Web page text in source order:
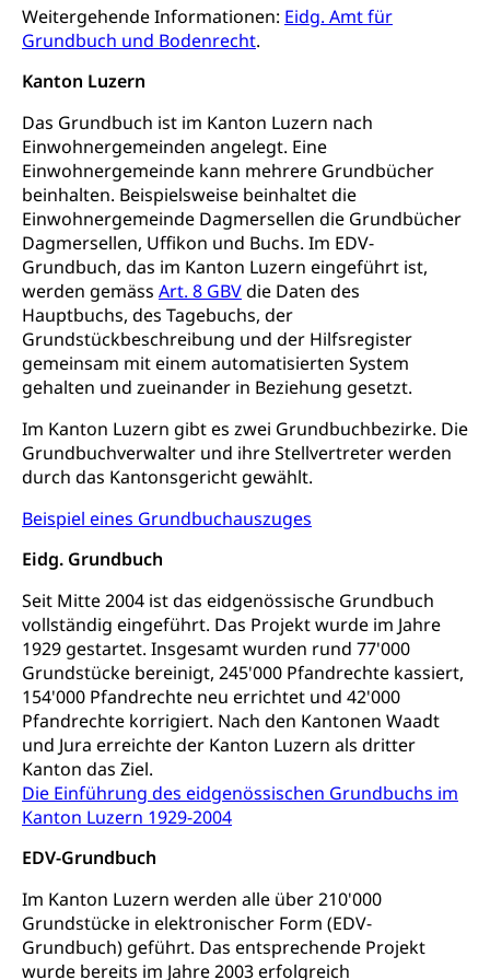
Weitergehende Informationen: Eidg. Amt für
Grundbuch und Bodenrecht.
Kanton Luzern
Das Grundbuch ist im Kanton Luzern nach
Einwohnergemeinden angelegt. Eine
Einwohnergemeinde kann mehrere Grundbücher
beinhalten. Beispielsweise beinhaltet die
Einwohnergemeinde Dagmersellen die Grundbücher
Dagmersellen, Uffikon und Buchs. Im EDV-
Grundbuch, das im Kanton Luzern eingeführt ist,
werden gemäss Art. 8 GBVdie Daten des
Hauptbuchs, des Tagebuchs, der
Grundstückbeschreibung und der Hilfsregister
gemeinsam mit einem automatisierten System
gehalten und zueinander in Beziehung gesetzt.
Im Kanton Luzern gibt es zwei Grundbuchbezirke. Die
Grundbuchverwalter und ihre Stellvertreter werden
durch das Kantonsgericht gewählt.
Beispiel eines Grundbuchauszuges
Eidg. Grundbuch
Seit Mitte 2004 ist das eidgenössische Grundbuch
vollständig eingeführt. Das Projekt wurde im Jahre
1929 gestartet. Insgesamt wurden rund 77'000
Grundstücke bereinigt, 245'000 Pfandrechte kassiert,
154'000 Pfandrechte neu errichtet und 42'000
Pfandrechte korrigiert. Nach den Kantonen Waadt
und Jura erreichte der Kanton Luzern als dritter
Kanton das Ziel.
Die Einführung des eidgenössischen Grundbuchs im
Kanton Luzern 1929-2004
EDV-Grundbuch
Im Kanton Luzern werden alle über 210'000
Grundstücke in elektronischer Form (EDV-
Grundbuch) geführt. Das entsprechende Projekt
wurde bereits im Jahre 2003 erfolgreich
für Bildung und Beruf
Berufsmaturität
Zentrum für Brückenangebote
Gymnasialbildung, Kantonsschulen
Gymnasien & Fachmittelschulen (beruf.lu.ch)
Studienwahl- und Studienbearatung
Fachklasse Grafik
Gesundheitsmittelschule
Informatikmittelschule
Wirtschaftsmittelschule
FMS und Vollzeitschulen mit BM
Psychomotorik, Schulpsychologie, Schulsozialarbeit,
Heilpädagogik und Sonderschulen
Primarschule
Sekundarschule
Schulpflicht
Kindergarten & Basisstufe
Förderangebote
Sonderschulung
Musikschulen
Schulferien
Schuldienste
Betreuungsangebote
Schulliste
Heilpädagogische Schulen
Freiwilliger Schulsport
Stipendien und Darlehen
Studienbeihilfe, Stipendien, Ausbildungsdarlehen
Stipendien Universität Luzern unilu
Finanzielle Unterstützung für Ausbildung
Pflege HF oder Studium Pflege FH
Fachstelle Stipendien (beruf.lu.ch)
Studienbeiträge Höhere Berufsbildung
Finanzielle Unterstützung Pädagogische
Hochschule PHLU
Stipendien Hochschule Luzern hslu
Universität
Technische Hochschule, Studium,
Hochschulstudium, Universitätsstudium,
universitäre Ausbildung, akademische Ausbildung,
Hochschulbildung, Hochschule, universitäre
Hochschule, Bachelor, Master, Doktorat,
Weiterbildung, Forschung, Entwicklung,
Dienstleistungen, Hochschule Luzern,
Fachhochschule Zentralschweiz, HSLU,
Pädagogische Hochschule Luzern, PH Luzern, UniLU,
swissuniversities (Dachorganisation der Schweizer
swissuniversities
Universität Luzern
Fachstelle Hochschulbildung
Vorschule
Kindergarten, Kinderkrippe, Krippe, Kinderhort,
Kindertagesstätte, Spielgruppe, Tagesmutter,
Freiwilliges Kindergarten Jahr
Freiwilliges Kindergarten Jahr
Frühe Sprachförderung
Kindergarten & Basisstufe
Frühe Förderung
Gesundheit und Soziales
Konsumentenschutz
Konsumentenrechte, Produktsicherheit,
Preisüberwachung, Preisüberwacher,
Konsumentenorganisation, parallele Einfuhr,
regionale Erschöpfung, nationale Erschöpfung,
internationale Erschöpfung, Preisabsprache, Kartell,
Cassis-deDijon-Prinzip
Lebensmittelkontrolle und
Verbraucherschutz
Krankenversicherung
Unfallversicherung, Berufsunfallversicherung,
Krankheit, Unfall, Prämienverbilligung,
Krankenkasse